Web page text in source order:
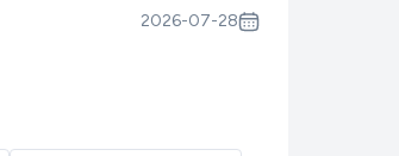
2026-07-28